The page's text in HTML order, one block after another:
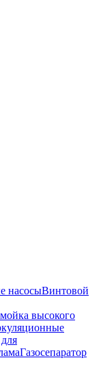
насосыВинтовой
высокого
Газосепаратор